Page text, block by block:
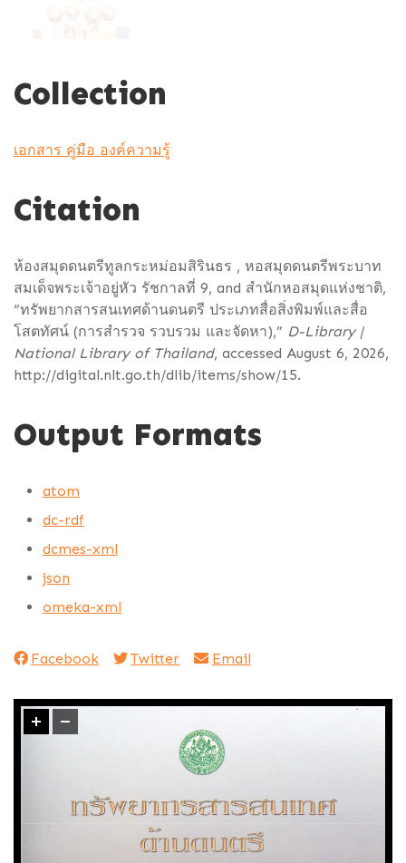
Collection
เอกสาร คู่มือ องค์ความรู้
Citation
ห้องสมุดดนตรีทูลกระหม่อมสิรินธร , หอสมุดดนตรีพระบาท
สมเด็จพระเจ้าอยู่หัว รัชกาลที่ 9, and สำนักหอสมุดแห่งชาติ,
“ทรัพยากสารสนเทศด้านดนตรี ประเภทสื่อสิ่งพิมพ์และสื่อ
โสตทัศน์ (การสำรวจ รวบรวม และจัดหา),” D-Library |
National Library of Thailand, accessed August 6, 2026,
http://digital.nlt.go.th/dlib/items/show/15.
Output Formats
atom
dc-rdf
dcmes-xml
json
omeka-xml
Facebook Twitter Email